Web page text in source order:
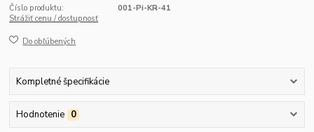
Číslo produktu:
001-Pi-KR-41
Strážiť cenu / dostupnosť
Do obľúbených
Kompletné špecifikácie
Hodnotenie 0